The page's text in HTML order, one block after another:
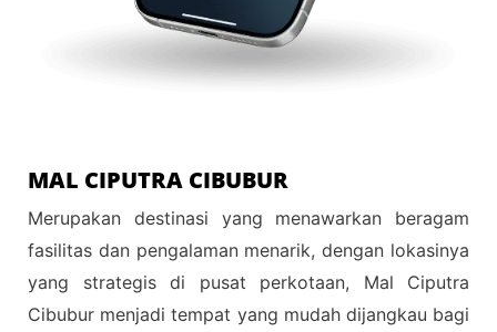
MAL CIPUTRA CIBUBUR
Merupakan destinasi yang menawarkan beragam
fasilitas dan pengalaman menarik, dengan lokasinya
yang strategis di pusat perkotaan, Mal Ciputra
Cibubur menjadi tempat yang mudah dijangkau bagi